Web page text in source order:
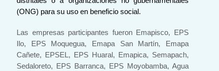
(ONG) para su uso en beneficio social.
Las empresas participantes fueron Emapisco, EPS
Ilo, EPS Moquegua, Emapa San Martín, Emapa
Cañete, EPSEL, EPS Huaral, Emapica, Semapach,
Sedaloreto, EPS Barranca, EPS Moyobamba, Agua